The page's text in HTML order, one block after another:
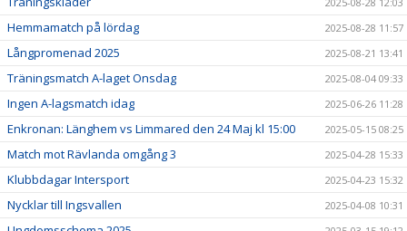
Hemmamatch på lördag 2025-08-28 11:57
Långpromenad 2025 2025-08-21 13:41
Träningsmatch A-laget Onsdag 2025-08-04 09:33
Ingen A-lagsmatch idag 2025-06-26 11:28
Enkronan: Länghem vs Limmared den 24 Maj kl 15:00 2025-05-15 08:25
Match mot Rävlanda omgång 3 2025-04-28 15:33
Klubbdagar Intersport 2025-04-23 15:32
Nycklar till Ingsvallen 2025-04-08 10:31